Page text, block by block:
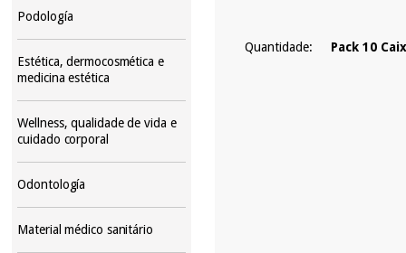
Podología
Estética, dermocosmética e
medicina estética
Wellness, qualidade de vida e
cuidado corporal
Odontología
Material médico sanitário
Quantidade: Pack 10